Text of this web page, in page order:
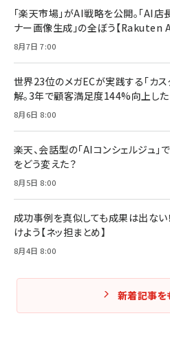
マーケティングの
￥2,200
￥1,870
￥1,980
フィードバック経営
Amazonランキン
「楽天市場」がAI戦略を公開。「AI店
ナー画像生成」の全ぼう【Rakuten
8月7日 7:00
世界23位のメガECが実践する「カ
解。3年で顧客満足度144%向上し
8月6日 8:00
楽天、会話型の「AIコンシェルジュ
をどう変えた？
8月5日 8:00
成功事例を真似しても成果は出ない
けよう【ネッ担まとめ】
8月4日 8:00
新着記事を